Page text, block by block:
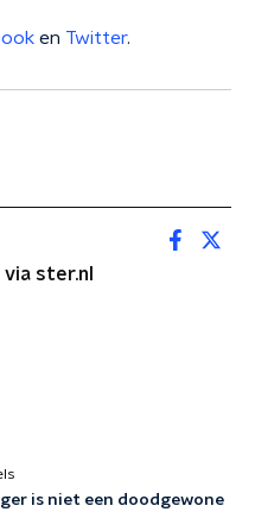
en Twitter.
ster.nl
is niet een doodgewone